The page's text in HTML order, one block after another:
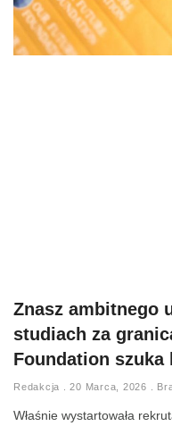
Znasz ambitnego
studiach za
Foundation
Redakcja 20 Marca, 2026
Właśnie wystartowała